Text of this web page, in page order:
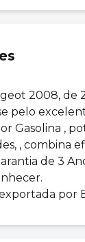
2008, de
pelo
Gasolina ,
, combina
de 3
por